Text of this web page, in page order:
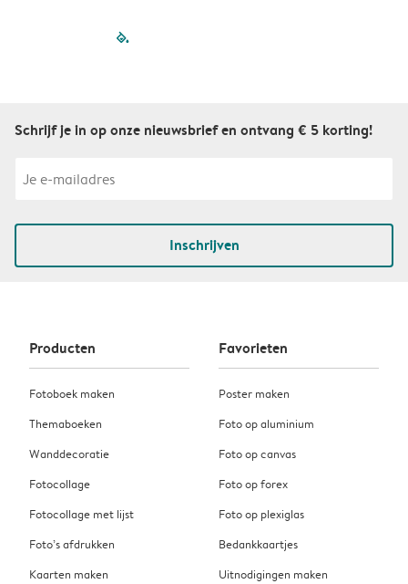
filled-pagination
Schrijf je in op onze nieuwsbrief en ontvang € 5 korting!
Inschrijven
Producten
Fotoboek maken
Themaboeken
Wanddecoratie
Fotocollage
Fotocollage met lijst
Foto’s afdrukken
Kaarten maken
Favorieten
Poster maken
Foto op aluminium
Foto op canvas
Foto op forex
Foto op plexiglas
Bedankkaartjes
Uitnodigingen maken